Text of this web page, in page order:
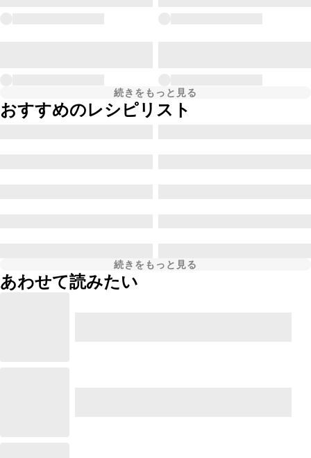
続きをもっと見る
おすすめのレシピリスト
続きをもっと見る
あわせて読みたい